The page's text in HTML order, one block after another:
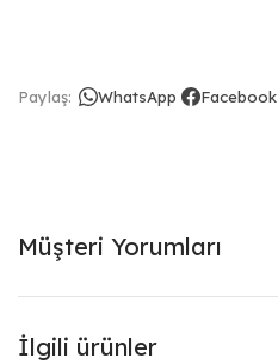
Paylaş: WhatsApp Facebook
Müşteri Yorumları
İlgili ürünler